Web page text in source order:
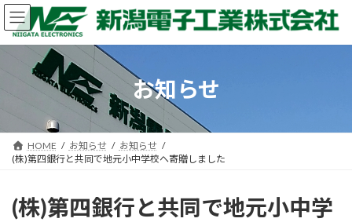
コ
ン
ッ
ナ
ビ
移
お知らせ
HOME お知らせ
お知らせ
(株)第四銀行と共同で地元小中学校へ寄贈しました
(株)第四銀行と共同で地元小中学